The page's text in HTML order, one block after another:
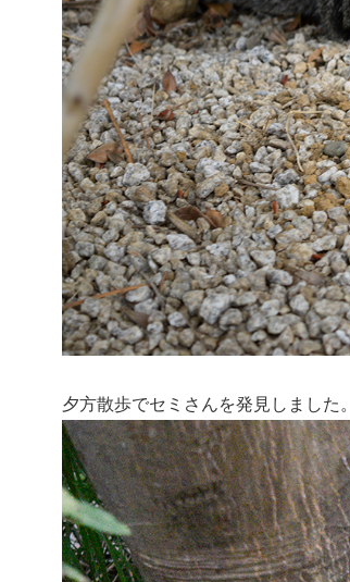
夕方散歩でセミさんを発見しました。